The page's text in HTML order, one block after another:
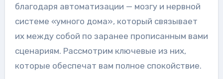
благодаря автоматизации — мозгу и нервной
системе «умного дома», который связывает
их между собой по заранее прописанным вами
сценариям. Рассмотрим ключевые из них,
которые обеспечат вам полное спокойствие.